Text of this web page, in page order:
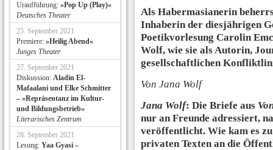
Als Habermasianerin
Inhaberin der diesjährigen
Poetikvorlesung Carolin
Wolf, wie sie als Autorin,
gesellschaftlichen
Von Jana Wolf
Jana Wolf: Die Briefe aus
nur an Freunde adressiert,
veröffentlicht. Wie kam es
privaten Texten an die
Uraufführung: »Pop Up (Play)«
Deutsches Theater
25. September 2021
Premiere: »Heilig Abend«
Junges Theater
27. September 2021
Diskussion: Aladin El-
Mafaalani und Elke Schmitter
– »Repräsentanz im Kultur-
und Bildungsbetrieb«
Literarisches Zentrum
28. September 2021
Lesung: Yaa Gyasi –